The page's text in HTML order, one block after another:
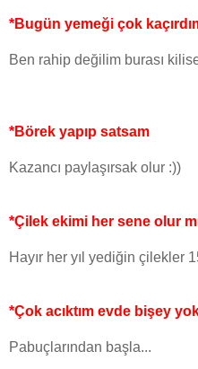
*Bugün yemeği çok
Ben rahip değilim burası
*Börek yapıp satsam
Kazancı paylaşırsak olur :))
*Çilek ekimi her sene olur
Hayır her yıl yediğin çilekler
*Çok acıktım evde bişey
Pabuçlarından başla...